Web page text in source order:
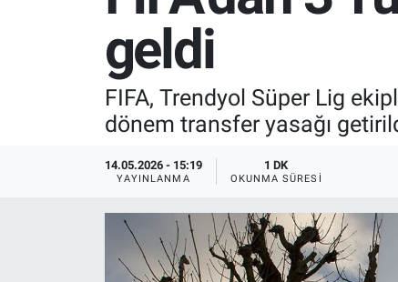
geldi
FIFA, Trendyol Süper Lig
dönem transfer yasağı
14.05.2026 - 15:19
YAYINLANMA
1 DK
OKUNMA SÜRESI
RESMİ İLANLAR